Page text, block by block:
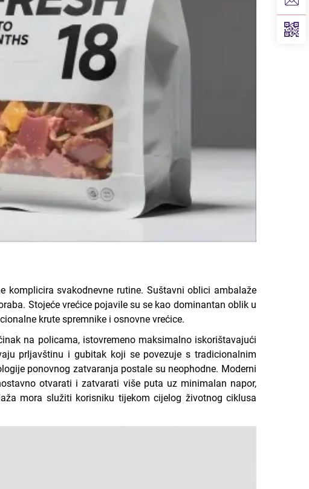
komplicira svakodnevne rutine. Suštavni oblici ambalaže
Stojeće vrećice pojavile su se kao dominantan oblik u
krute spremnike i osnovne vrećice.
na policama, istovremeno maksimalno iskorištavajući
prljavštinu i gubitak koji se povezuje s tradicionalnim
ponovnog zatvaranja postale su neophodne. Moderni
otvarati i zatvarati više puta uz minimalan napor,
mora služiti korisniku tijekom cijelog životnog ciklusa